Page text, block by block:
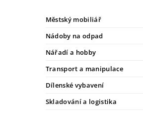
Městský mobiliář
Nádoby na odpad
Nářadí a hobby
Transport a manipulace
Dílenské vybavení
Skladování a logistika